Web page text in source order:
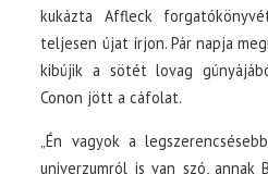
kukázta Affleck
teljesen újat írjon. Pár napja
kibújik a sötét lovag
Conon jött a cáfolat.
„Én vagyok a
univerzumról is van szó, annak